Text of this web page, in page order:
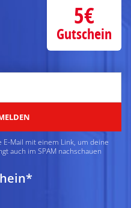
E-Mail mit einem Link, um deine
auch im SPAM nachschauen
5€
Gutschein